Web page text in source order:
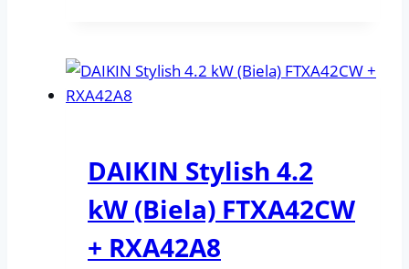
DAIKIN Stylish 4.2
kW (Biela) FTXA42CW
+ RXA42A8